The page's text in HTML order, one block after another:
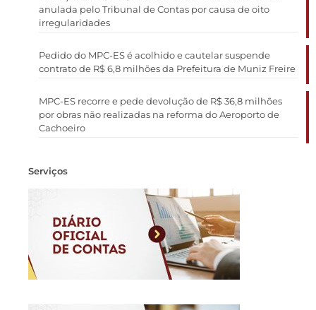
anulada pelo Tribunal de Contas por causa de oito
irregularidades
Pedido do MPC-ES é acolhido e cautelar suspende
contrato de R$ 6,8 milhões da Prefeitura de Muniz Freire
MPC-ES recorre e pede devolução de R$ 36,8 milhões
por obras não realizadas na reforma do Aeroporto de
Cachoeiro
Serviços